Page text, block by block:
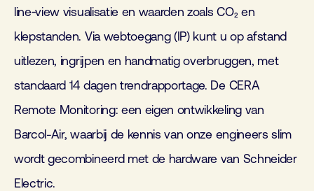
line‑view visualisatie en waarden zoals CO₂ en
klepstanden. Via webtoegang (IP) kunt u op afstand
uitlezen, ingrijpen en handmatig overbruggen, met
standaard 14 dagen trendrapportage. De CERA
Remote Monitoring: een eigen ontwikkeling van
Barcol-Air, waarbij de kennis van onze engineers slim
wordt gecombineerd met de hardware van Schneider
Electric.